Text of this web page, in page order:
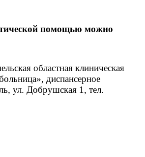
помощью можно
областная клиническая
диспансерное
ул. Добрушская 1, тел.